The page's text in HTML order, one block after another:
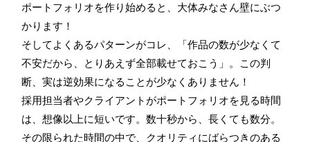
ポートフォリオを作り始めると、大体みなさん壁にぶつ
かります！
そしてよくあるパターンがコレ、「作品の数が少なくて
不安だから、とりあえず全部載せておこう」。この判
断、実は逆効果になることが少なくありません！
採用担当者やクライアントがポートフォリオを見る時間
は、想像以上に短いです。数十秒から、長くても数分。
その限られた時間の中で、クオリティにばらつきのある